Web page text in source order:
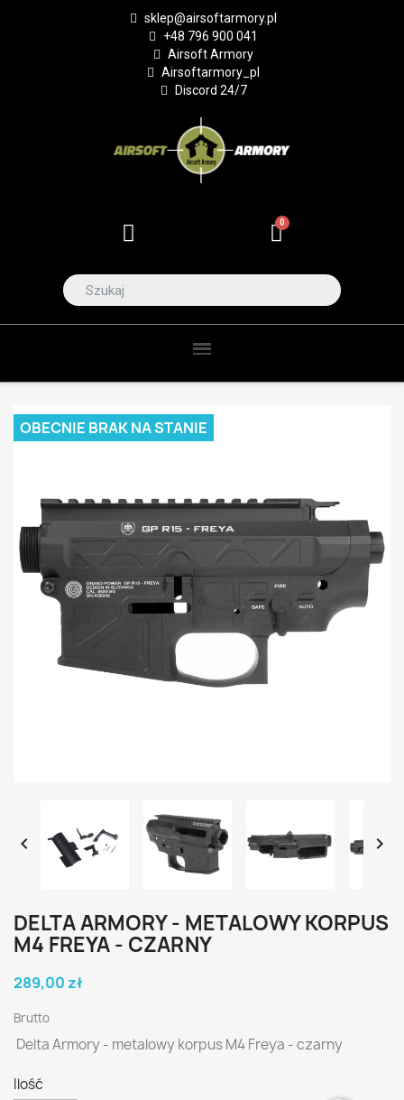
sklep@airsoftarmory.pl
+48 796 900 041
Airsoft Armory
Airsoftarmory_pl
Discord 24/7
OBECNIE BRAK NA STANIE
 
DELTA ARMORY - METALOWY KORPUS
M4 FREYA - CZARNY
289,00 zł
Brutto
Delta Armory - metalowy korpus M4 Freya - czarny
Ilość